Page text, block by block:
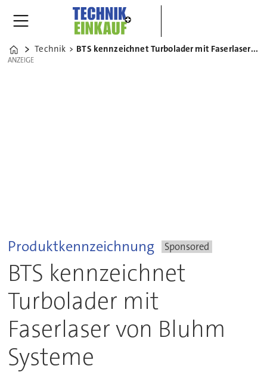
Home
Technik BTS kennzeichnet Turbolader mit Faserlaser von Bluhm Systeme
ANZEIGE
ANZEIGE
Produktkennzeichnung Sponsored
BTS kennzeichnet
Turbolader mit
Faserlaser von Bluhm
Systeme